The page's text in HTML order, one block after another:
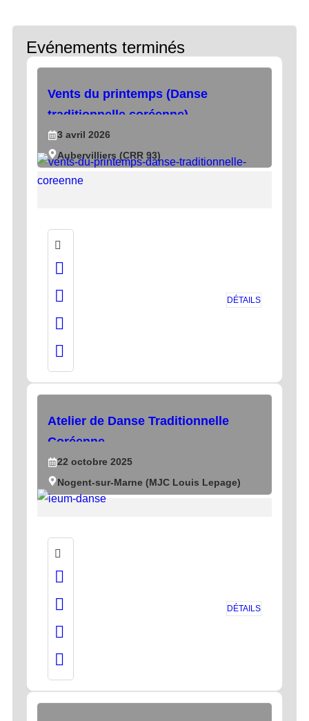
Evénements terminés
Vents du printemps (Danse
traditionnelle coréenne)
3 avril 2026
Aubervilliers (CRR 93)
DÉTAILS
Atelier de Danse Traditionnelle
Coréenne
22 octobre 2025
Nogent-sur-Marne (MJC Louis Lepage)
DÉTAILS